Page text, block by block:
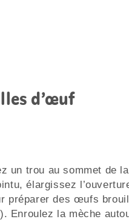
d’œuf
un trou au sommet de la
élargissez
préparer des œufs
Enroulez la mèche